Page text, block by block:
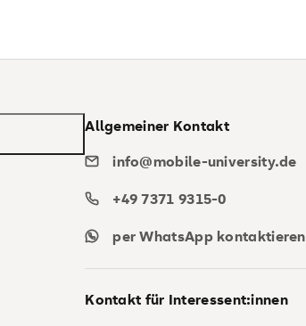
Allgemeiner Kontakt
info@mobile-university.de
+49 7371 9315-0
per WhatsApp kontaktieren
Kontakt für Interessent:innen